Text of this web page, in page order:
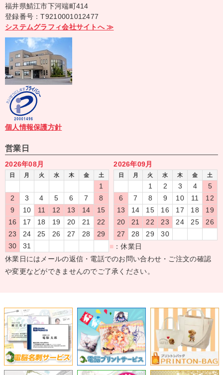
福井県鯖江市下河端町414
登録番号：T9210001012477
システムグラフィ会社サイトへ ≫
個人情報保護方針
営業日
2026年08月
日 月 火 水 木 金 土
1
2
3 4 5 6 7
8
9
10 11 12 13 14
15
16
17 18 19 20 21
22
23
24 25 26 27 28
29
30
31
2026年09月
日 月 火 水 木 金 土
1 2 3 4
5
6
7 8 9 10 11
12
13
14 15 16 17 18
19
20
21 22 23 24 25
26
27
28 29
30
■ ：休業日
休業日にはメールの返信・電話でのお問い合わせ・ご注文の確認
や変更などができませんのでご了承ください。